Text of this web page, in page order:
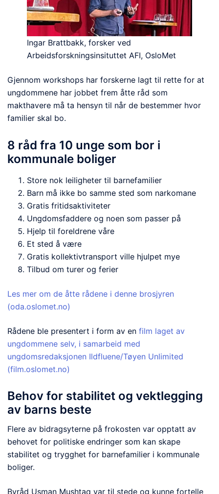
Ingar Brattbakk, forsker ved
Arbeidsforskningsinsituttet AFI, OsloMet
Gjennom workshops har forskerne lagt til rette for at
ungdommene har jobbet frem åtte råd som
makthavere må ta hensyn til når de bestemmer hvor
familier skal bo.
8 råd fra 10 unge som bor i
kommunale boliger
Store nok leiligheter til barnefamilier
Barn må ikke bo samme sted som narkomane
Gratis fritidsaktiviteter
Ungdomsfaddere og noen som passer på
Hjelp til foreldrene våre
Et sted å være
Gratis kollektivtransport ville hjulpet mye
Tilbud om turer og ferier
Les mer om de åtte rådene i denne brosjyren
(oda.oslomet.no)
Rådene ble presentert i form av en film laget av
ungdommene selv, i samarbeid med
ungdomsredaksjonen Ildfluene/Tøyen Unlimited
(film.oslomet.no)
Behov for stabilitet og vektlegging
av barns beste
Flere av bidragsyterne på frokosten var opptatt av
behovet for politiske endringer som kan skape
stabilitet og trygghet for barnefamilier i kommunale
boliger.
Byråd Usman Mushtaq var til stede og kunne fortelle